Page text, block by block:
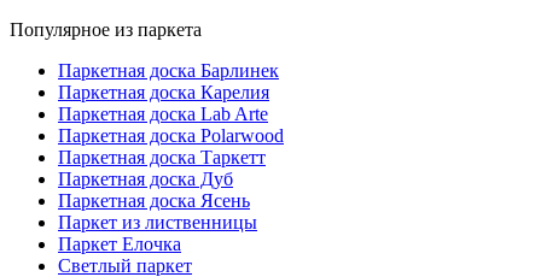
Популярное из паркета
Паркетная доска Барлинек
Паркетная доска Карелия
Паркетная доска Lab Arte
Паркетная доска Polarwood
Паркетная доска Таркетт
Паркетная доска Дуб
Паркетная доска Ясень
Паркет из лиственницы
Паркет Елочка
Светлый паркет